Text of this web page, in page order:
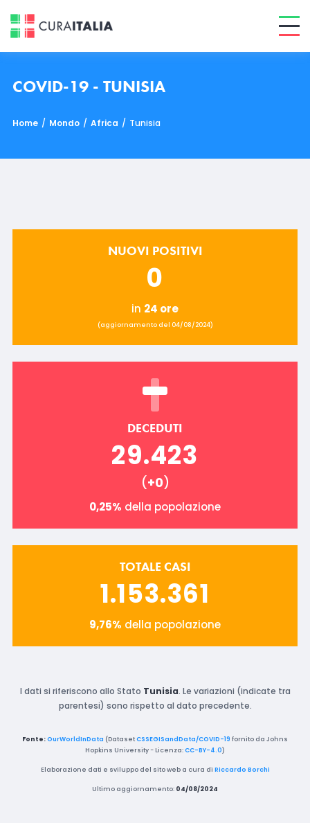
COVID-19 - TUNISIA
Home / Mondo / Africa / Tunisia
NUOVI POSITIVI
0
in 24 ore
(aggiornamento del 04/08/2024)
DECEDUTI
29.423
(+0)
0,25% della popolazione
TOTALE CASI
1.153.361
9,76% della popolazione
I dati si riferiscono allo Stato Tunisia. Le variazioni (indicate tra
parentesi) sono rispetto al dato precedente.
Fonte:OurWorldInData (DatasetCSSEGISandData/COVID-19 fornito da Johns
Hopkins University - Licenza:CC-BY-4.0)
Elaborazione dati e sviluppo del sito web a cura di Riccardo Borchi
Ultimo aggiornamento: 04/08/2024